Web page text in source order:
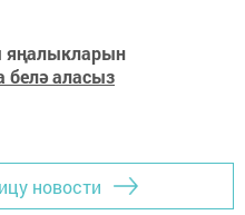
яңалыкларын
белә аласыз
новости